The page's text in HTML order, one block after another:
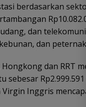
berdasarkan
dan
dan
dan RRT
sebesar
Inggris